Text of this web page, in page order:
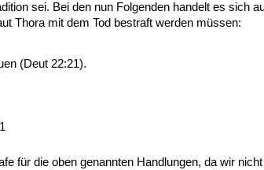
sei. Bei den nun Folgenden handelt es sich
Thora mit dem Tod bestraft werden müssen:
(Deut 22:21).
für die oben genannten Handlungen, da wir